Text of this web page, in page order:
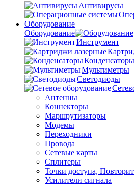
Антивирусы
Оборудование
Оборудование
Инструмент
Конденсаторы
Мультиметры
Светодиоды
Антенны
Коннекторы
Маршрутизаторы
Модемы
Переходники
Провода
Сетевые карты
Сплитеры
Точки доступа,
Усилители сигнала